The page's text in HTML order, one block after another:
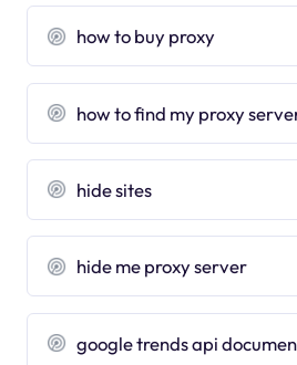
how to buy proxy
how to find my proxy
hide sites
hide me proxy server
google trends api